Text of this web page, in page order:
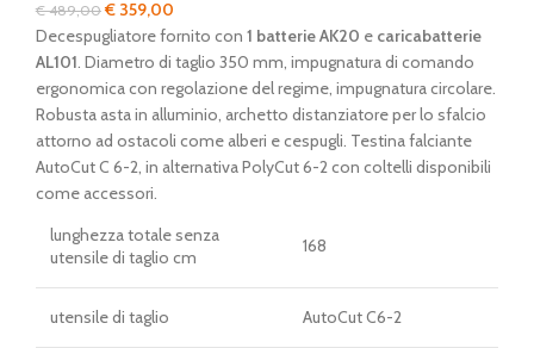
€489,00Il
prezzo
originale
era:
€ 489,00.
€ 359,00
prezzo
attuale
è:
€ 359,00.
Decespugliatore fornito con 1 batterie AK20 e caricabatterie
AL101. Diametro di taglio 350 mm, impugnatura di comando
ergonomica con regolazione del regime, impugnatura circolare.
Robusta asta in alluminio, archetto distanziatore per lo sfalcio
attorno ad ostacoli come alberi e cespugli. Testina falciante
AutoCut C 6-2, in alternativa PolyCut 6-2 con coltelli disponibili
come accessori.
lunghezza totale senza
utensile di taglio cm
168
utensile di taglio AutoCut C6-2